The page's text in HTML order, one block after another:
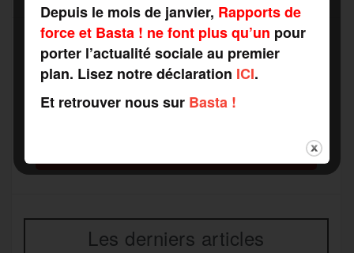
r
Recevez notre newsletter par mail
Votre adresse mail*
Les derniers articles
Depuis le mois de janvier, Rapports de
force et Basta ! ne font plus qu’un pour
porter l’actualité sociale au premier
plan. Lisez notre déclaration ICI.
Et retrouver nous sur Basta !